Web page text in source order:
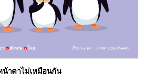
น้าตาไม่เหมือนกัน